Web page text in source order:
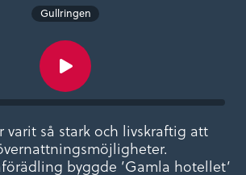
Gullringen
varit så stark och livskraftig att
byggde ’Gamla hotellet’